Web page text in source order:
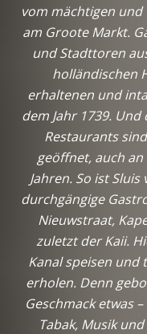
vom mächtigen
am Groote Markt.
und Stadttoren
holländischen
erhaltenen und
dem Jahr 1739.
Restaurants
geöffnet, auch an
Jahren. So ist
durchgängige
Nieuwstraat,
zuletzt der Kaii.
Kanal speisen und
erholen. Denn
Geschmack etwas
Tabak, Musik